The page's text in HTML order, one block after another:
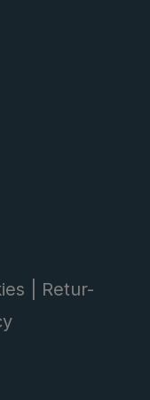
| Retur-